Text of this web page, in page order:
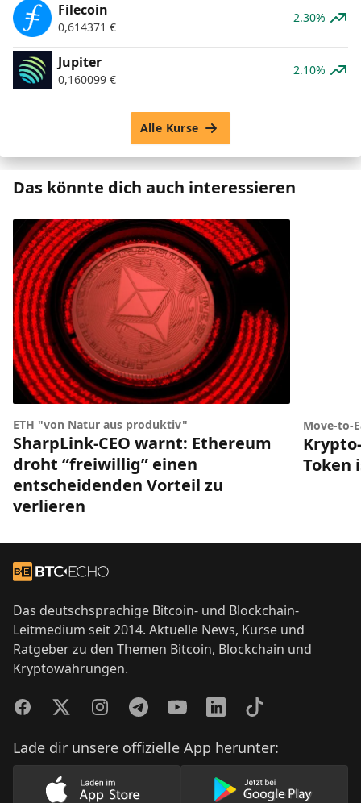
Filecoin
0,614371 €
2.30%
Jupiter
0,160099 €
2.10%
Alle Kurse
Das könnte dich auch interessieren
ETH "von Natur aus produktiv"
SharpLink-CEO warnt: Ethereum
droht “freiwillig” einen
entscheidenden Vorteil zu
verlieren
Move-to-
Token
Zur Startseite
Das deutschsprachige Bitcoin- und Blockchain-
Leitmedium seit 2014. Aktuelle News, Kurse und
Ratgeber zu den Themen Bitcoin, Blockchain und
Kryptowährungen.
FacebookTwitterInstagramTelegramYouTubeLinkedInTikTok
Lade dir unsere offizielle App herunter:
Lade unsere App im AppStore herunter
Lade unsere